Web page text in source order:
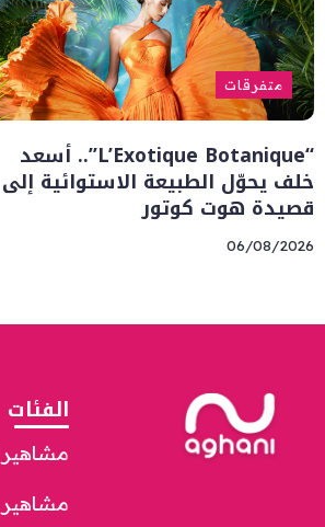
متفرقات
“L’Exotique Botanique”.. أسعد
خلف يحوّل الطبيعة الاستوائية إلى
قصيدة هوت كوتور
06/08/2026
الفئات
مشاهير
مشاهير